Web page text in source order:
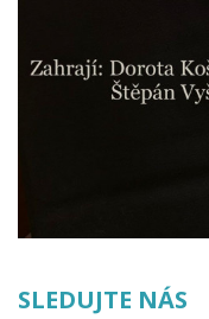
SLEDUJTE NÁS